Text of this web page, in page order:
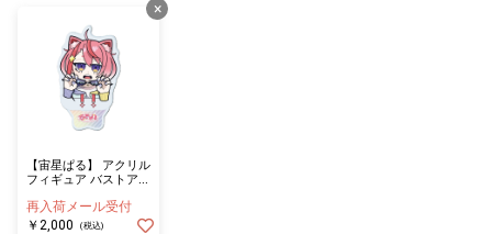
×
【宙星ぱる】 アクリル
フィギュア バストアッ
再入荷メール受付
￥2,000
(税込)